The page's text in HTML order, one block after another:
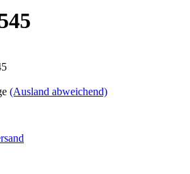
(Ausland abweichend)